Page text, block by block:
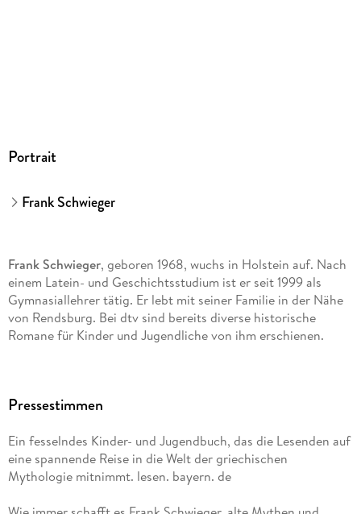
Portrait
Frank Schwieger
Frank Schwieger, geboren 1968, wuchs in Holstein auf. Nach
einem Latein- und Geschichtsstudium ist er seit 1999 als
Gymnasiallehrer tätig. Er lebt mit seiner Familie in der Nähe
von Rendsburg. Bei dtv sind bereits diverse historische
Romane für Kinder und Jugendliche von ihm erschienen.
Pressestimmen
Ein fesselndes Kinder- und Jugendbuch, das die Lesenden auf
eine spannende Reise in die Welt der griechischen
Mythologie mitnimmt. lesen. bayern. de